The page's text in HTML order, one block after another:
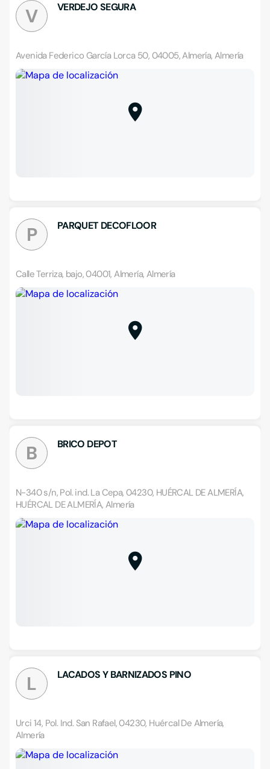
V VERDEJO SEGURA
Avenida Federico García Lorca 50, 04005, Almería, Almería
P PARQUET DECOFLOOR
Calle Terriza, bajo, 04001, Almería, Almería
B BRICO DEPOT
N-340 s/n, Pol. ind. La Cepa, 04230, HUÉRCAL DE ALMERÍA,
HUÉRCAL DE ALMERÍA, Almería
L LACADOS Y BARNIZADOS PINO
Urci 14, Pol. Ind. San Rafael, 04230, Huércal De Almería,
Almería